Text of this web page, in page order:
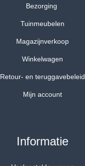
Bezorging
Tuinmeubelen
Magazijnverkoop
Winkelwagen
Retour- en teruggavebeleid
Mijn account
Informatie